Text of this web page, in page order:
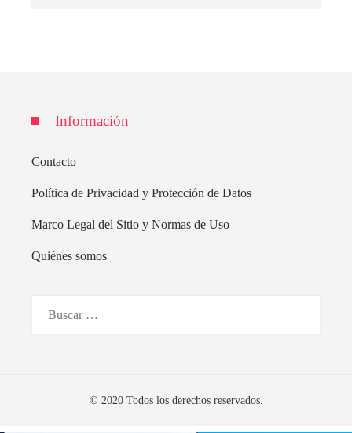
Información
Contacto
Política de Privacidad y Protección de Datos
Marco Legal del Sitio y Normas de Uso
Quiénes somos
© 2020 Todos los derechos reservados.